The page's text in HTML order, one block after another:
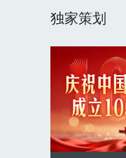
独家策划